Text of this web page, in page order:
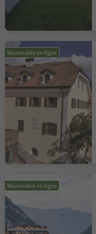
Réservable en ligne
Réservable en ligne